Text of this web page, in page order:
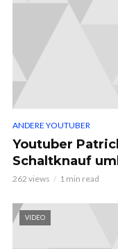
ANDERE YOUTUBER
Youtuber
Schaltknauf
262 views 1 min read
VIDEO